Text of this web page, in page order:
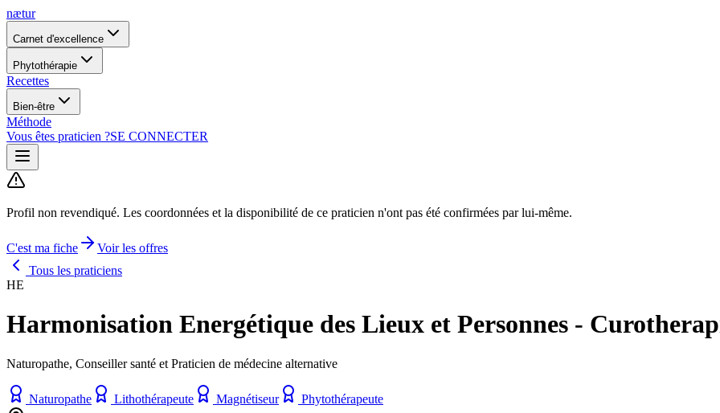
nætur
Carnet d'excellence
Phytothérapie
Recettes
Bien-être
Méthode
Vous êtes praticien ?SE CONNECTER
Profil non revendiqué. Les coordonnées et la disponibilité de ce praticien n'ont pas été confirmées par lui-même.
C'est ma fiche
Voir les offres
Tous les praticiens
HE
Harmonisation Energétique des Lieux et Personnes -
Naturopathe, Conseiller santé et Praticien de médecine alternative
Naturopathe Lithothérapeute Magnétiseur
Phytothérapeute